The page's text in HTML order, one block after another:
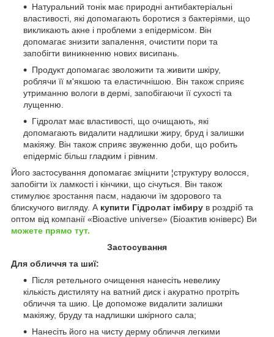
Натуральний тонік має природні антибактеріальні
властивості, які допомагають боротися з бактеріями, що
викликають акне і проблеми з епідермісом. Він
допомагає знизити запалення, очистити пори та
запобігти виникненню нових висипань.
Продукт допомагає зволожити та живити шкіру,
роблячи її м'якшою та еластичнішою. Він також сприяє
утриманню вологи в дермі, запобігаючи її сухості та
лущенню.
Гідролат має властивості, що очищають, які
допомагають видалити надлишки жиру, бруд і залишки
макіяжу. Він також сприяє звуженню доби, що робить
епідерміс більш гладким і рівним.
Його застосування допомагає зміцнити ¦структуру волосся,
запобігти їх ламкості і кінчики, що січуться. Він також
стимулює зростання пасм, надаючи їм здорового та
блискучого вигляду. А купити Гідролат імбиру в роздріб та
оптом від компанії «Bioactive universe» (Біоактив юніверс) Ви
можете прямо тут.
Застосування
Для обличчя та шиї:
Після ретельного очищення нанесіть невелику
кількість дистиляту на ватний диск і акуратно протріть
обличчя та шию. Це допоможе видалити залишки
макіяжу, бруду та надлишки шкірного сала;
Нанесіть його на чисту дерму обличчя легкими